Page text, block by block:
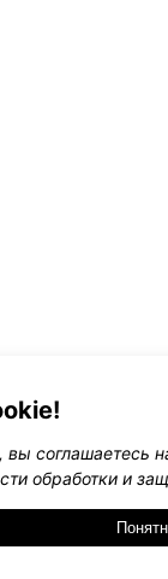
соглашаетесь
обработки и